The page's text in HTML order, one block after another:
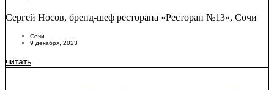
Сергей Носов, бренд-шеф ресторана «Ресторан №13», Сочи
Сочи
9 декабря, 2023
читать